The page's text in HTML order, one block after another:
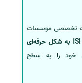
تخصصی موسسات
مقاله خود را در مجلات ISI به شکل حرفه‌ای
خود را به سطح